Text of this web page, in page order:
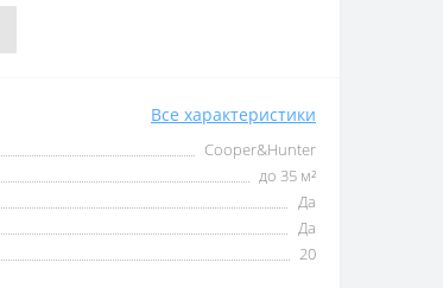
Все характеристики
Cooper&Hunter
до 35 м²
Да
Да
20